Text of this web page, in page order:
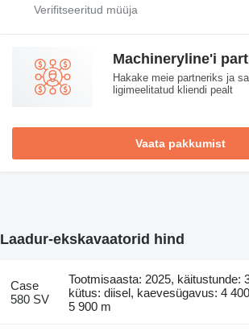
Machineryline'i
Hakake meie partneriks ja
ligimeelitatud kliendi pealt
Vaata pakkumist
Laadur-ekskavaatorid hind
Case
580 SV
Tootmisaasta: 2025, käitustunde:
kütus: diisel, kaevesügavus: 4
5 900 m